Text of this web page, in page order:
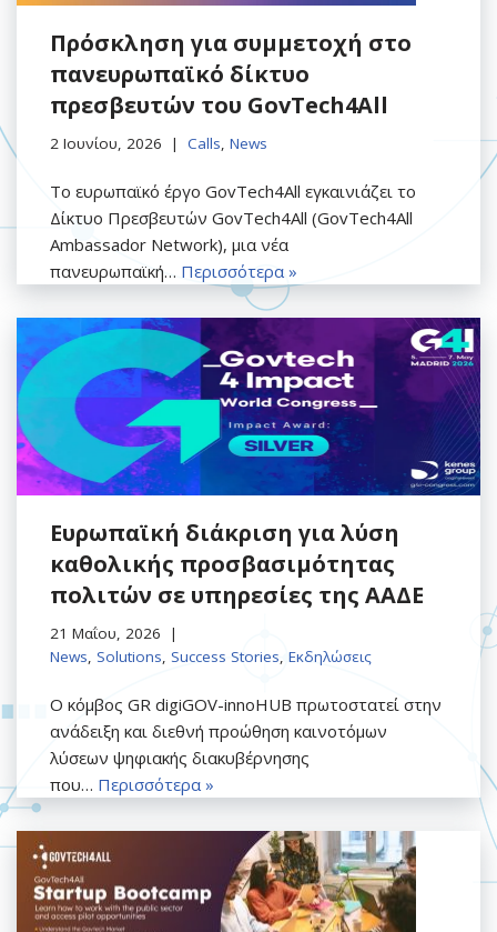
Πρόσκληση για συμμετοχή στο
πανευρωπαϊκό δίκτυο
πρεσβευτών του GovTech4All
2 Ιουνίου, 2026 Calls, News
Το ευρωπαϊκό έργο GovTech4All εγκαινιάζει το
Δίκτυο Πρεσβευτών GovTech4All (GovTech4All
Ambassador Network), μια νέα
πανευρωπαϊκή… Περισσότερα »
Ευρωπαϊκή διάκριση για λύση
καθολικής προσβασιμότητας
πολιτών σε υπηρεσίες της ΑΑΔΕ
21 Μαΐου, 2026
News, Solutions, Success Stories, Εκδηλώσεις
Ο κόμβος GR digiGOV-innoHUB πρωτοστατεί στην
ανάδειξη και διεθνή προώθηση καινοτόμων
λύσεων ψηφιακής διακυβέρνησης
που… Περισσότερα »